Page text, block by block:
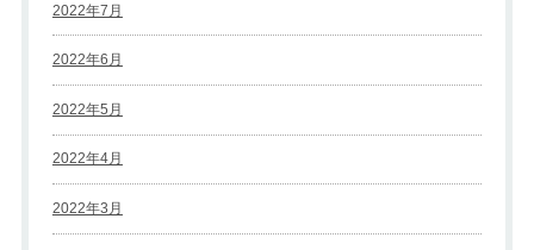
2022年7月
2022年6月
2022年5月
2022年4月
2022年3月